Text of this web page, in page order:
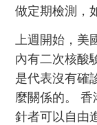
做定期檢測，
上週開始，
內有二次核酸
是代表沒有確
麼關係的。
針者可以自由